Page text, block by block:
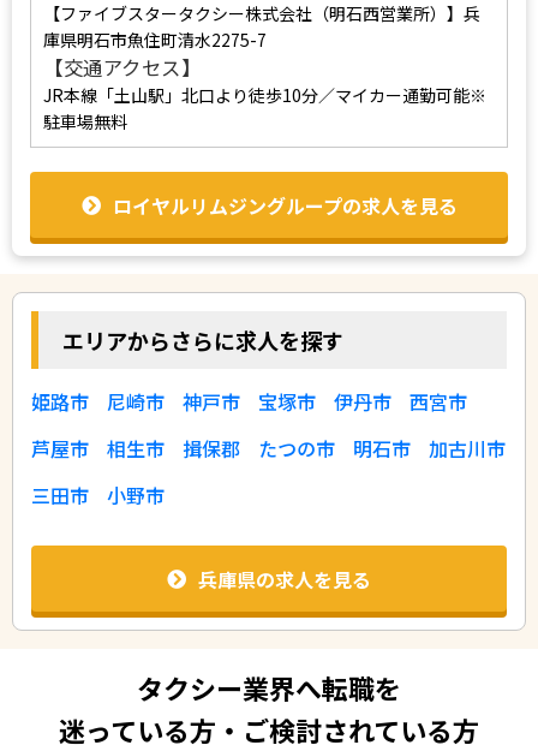
【ファイブスタータクシー株式会社（明石西営業所）】兵
庫県明石市魚住町清水2275-7
【交通アクセス】
JR本線「土山駅」北口より徒歩10分／マイカー通勤可能※
駐車場無料
ロイヤルリムジングループの求人を見る
エリアからさらに求人を探す
姫路市 尼崎市 神戸市 宝塚市 伊丹市
西宮市
芦屋市
相生市 揖保郡 たつの市 明石市
加古川市
三田市
小野市
兵庫県の求人を見る
タクシー業界へ転職を
迷っている方・ご検討されている方